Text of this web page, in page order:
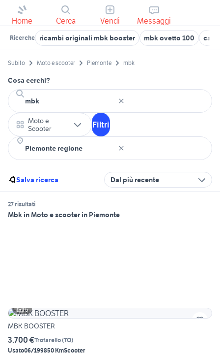
Home Cerca Vendi Messaggi
Ricerche ricambi originali mbk booster mbk ovetto 100
Subito Moto e scooter Piemonte mbk
Cosa cerchi?
Moto e
Scooter
Filtri
Salva ricerca Dal più recente
27 risultati
Mbk in Moto e scooter in Piemonte
6
MBK BOOSTER
3.700 €Trofarello(TO)
Usato06/199850 KmScooter